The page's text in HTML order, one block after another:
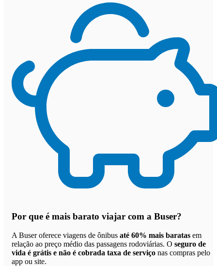
Por que é mais barato viajar com a Buser?
A Buser oferece viagens de ônibus até 60% mais baratas em
relação ao preço médio das passagens rodoviárias. O seguro de
vida é grátis e não é cobrada taxa de serviço nas compras pelo
app ou site.